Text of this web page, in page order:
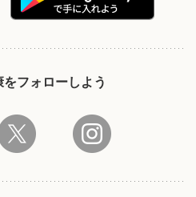
フォローしよう